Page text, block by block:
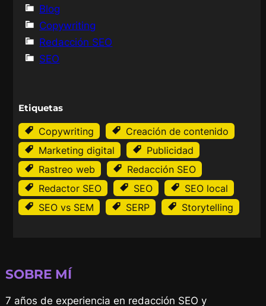
Blog
Copywriting
Redacción SEO
SEO
Etiquetas
Copywriting
Creación de contenido
Marketing digital
Publicidad
Rastreo web
Redacción SEO
Redactor SEO
SEO
SEO local
SEO vs SEM
SERP Storytelling
SOBRE MÍ
7 años de experiencia en redacción SEO y